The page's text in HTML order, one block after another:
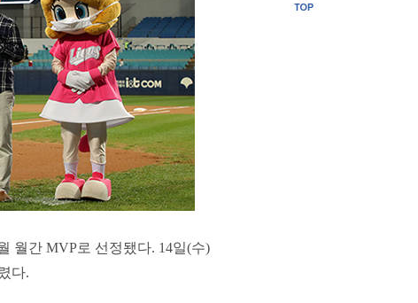
월간 MVP로 선정됐다. 14일(수)
다.